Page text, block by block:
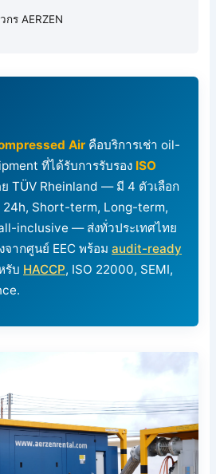
ร AERZEN
Air คือบริการเช่า oil-
ที่ได้รับการรับรอง ISO
TÜV Rheinland — มี 4 ตัวเลือก
24h, Short-term, Long-term,
inclusive — ส่งทั่วประเทศไทย
ากศูนย์ EEC พร้อมaudit-ready
รับ HACCP, ISO 22000, SEMI,